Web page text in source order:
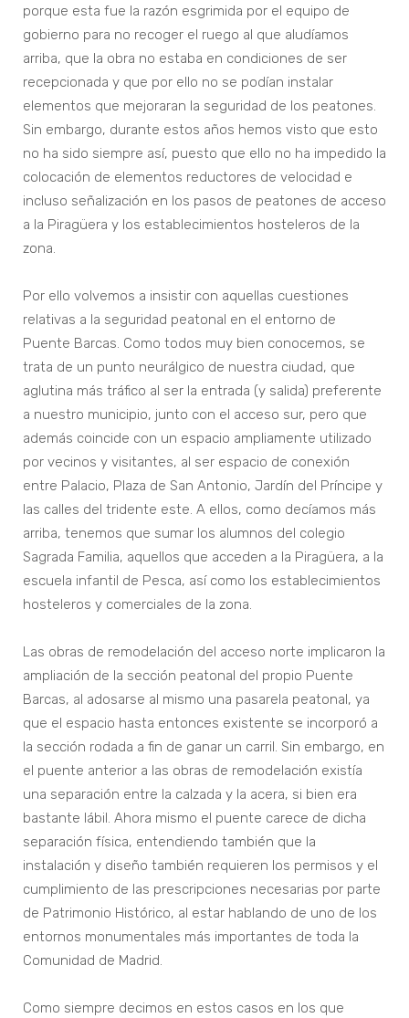
porque esta fue la razón esgrimida por el equipo de
gobierno para no recoger el ruego al que aludíamos
arriba, que la obra no estaba en condiciones de ser
recepcionada y que por ello no se podían instalar
elementos que mejoraran la seguridad de los peatones.
Sin embargo, durante estos años hemos visto que esto
no ha sido siempre así, puesto que ello no ha impedido la
colocación de elementos reductores de velocidad e
incluso señalización en los pasos de peatones de acceso
a la Piragüera y los establecimientos hosteleros de la
zona.
Por ello volvemos a insistir con aquellas cuestiones
relativas a la seguridad peatonal en el entorno de
Puente Barcas. Como todos muy bien conocemos, se
trata de un punto neurálgico de nuestra ciudad, que
aglutina más tráfico al ser la entrada (y salida) preferente
a nuestro municipio, junto con el acceso sur, pero que
además coincide con un espacio ampliamente utilizado
por vecinos y visitantes, al ser espacio de conexión
entre Palacio, Plaza de San Antonio, Jardín del Príncipe y
las calles del tridente este. A ellos, como decíamos más
arriba, tenemos que sumar los alumnos del colegio
Sagrada Familia, aquellos que acceden a la Piragüera, a la
escuela infantil de Pesca, así como los establecimientos
hosteleros y comerciales de la zona.
Las obras de remodelación del acceso norte implicaron la
ampliación de la sección peatonal del propio Puente
Barcas, al adosarse al mismo una pasarela peatonal, ya
que el espacio hasta entonces existente se incorporó a
la sección rodada a fin de ganar un carril. Sin embargo, en
el puente anterior a las obras de remodelación existía
una separación entre la calzada y la acera, si bien era
bastante lábil. Ahora mismo el puente carece de dicha
separación física, entendiendo también que la
instalación y diseño también requieren los permisos y el
cumplimiento de las prescripciones necesarias por parte
de Patrimonio Histórico, al estar hablando de uno de los
entornos monumentales más importantes de toda la
Comunidad de Madrid.
Como siempre decimos en estos casos en los que